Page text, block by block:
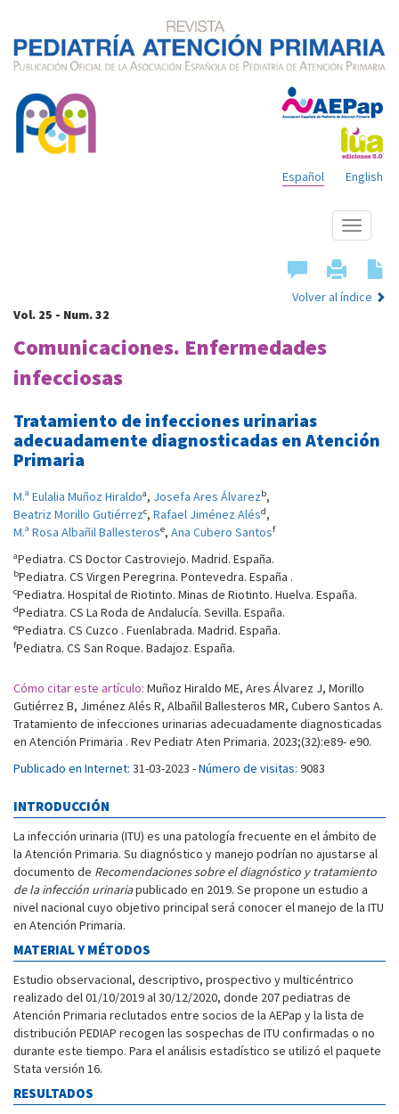
English
Español
Mostrar
menú
Volver al índice
Vol. 25 - Num. 32
Comunicaciones. Enfermedades
infecciosas
Tratamiento de infecciones urinarias
adecuadamente diagnosticadas en Atención
Primaria
M.ª Eulalia Muñoz Hiraldoa, Josefa Ares Álvarezb,
Beatriz Morillo Gutiérrezc, Rafael Jiménez Alésd,
M.ª Rosa Albañil Ballesterose, Ana Cubero Santosf
aPediatra. CS Doctor Castroviejo. Madrid. España.
bPediatra. CS Virgen Peregrina. Pontevedra. España .
cPediatra. Hospital de Riotinto. Minas de Riotinto. Huelva. España.
dPediatra. CS La Roda de Andalucía. Sevilla. España.
ePediatra. CS Cuzco . Fuenlabrada. Madrid. España.
fPediatra. CS San Roque. Badajoz. España.
Cómo citar este artículo: Muñoz Hiraldo ME, Ares Álvarez J, Morillo
Gutiérrez B, Jiménez Alés R, Albañil Ballesteros MR, Cubero Santos A.
Tratamiento de infecciones urinarias adecuadamente diagnosticadas
en Atención Primaria . Rev Pediatr Aten Primaria. 2023;(32):e89- e90.
Publicado en Internet: 31-03-2023 -Número de visitas: 9083
INTRODUCCIÓN
La infección urinaria (ITU) es una patología frecuente en el ámbito de
la Atención Primaria. Su diagnóstico y manejo podrían no ajustarse al
documento de Recomendaciones sobre el diagnóstico y tratamiento
de la infección urinariapublicado en 2019. Se propone un estudio a
nivel nacional cuyo objetivo principal será conocer el manejo de la ITU
en Atención Primaria.
MATERIAL Y MÉTODOS
Estudio observacional, descriptivo, prospectivo y multicéntrico
realizado del 01/10/2019 al 30/12/2020, donde 207 pediatras de
Atención Primaria reclutados entre socios de la AEPap y la lista de
distribución PEDIAP recogen las sospechas de ITU confirmadas o no
durante este tiempo. Para el análisis estadístico se utilizó el paquete
Stata versión 16.
RESULTADOS